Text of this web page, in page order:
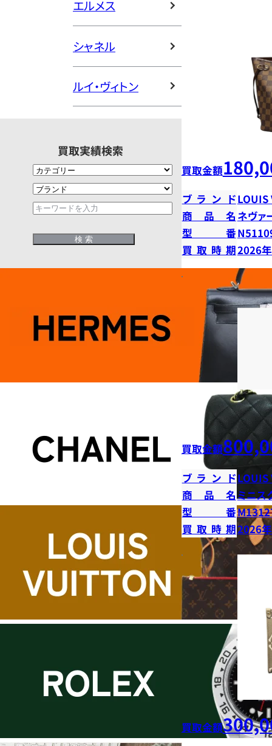
エルメス
シャネル
ルイ・ヴィトン
買取実績検索
買取金額
ブランドLOUIS
商品名 ネヴァ
型番
買取時期2026
買取金額
ブランドLOUIS
商品名 ミニス
型番
買取時期2026
買取金額